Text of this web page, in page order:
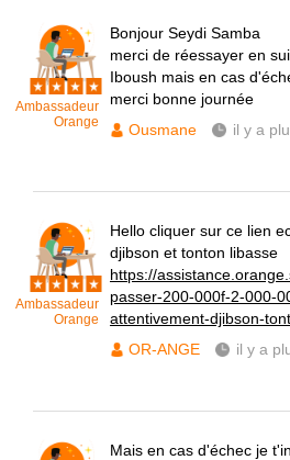
Ambassadeur
Orange
Bonjour Seydi Samba
merci de réessayer en
Iboush mais en cas
merci bonne journée
Ousmane
il y a
Ambassadeur
Orange
Hello cliquer sur ce lien
djibson et tonton libasse
https://
passer-200-000f-2-000-
attentivement-djibson-
OR-ANGE
il y a
Mais en cas d'échec je